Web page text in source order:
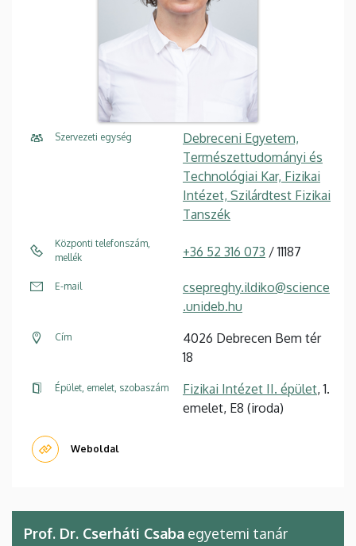
Szervezeti egység
Debreceni Egyetem,
Természettudományi és
Technológiai Kar, Fizikai
Intézet, Szilárdtest Fizikai
Tanszék
Központi telefonszám,
mellék
+36 52 316 073 / 11187
E-mail
csepreghy.ildiko@science
.unideb.hu
Cím
4026 Debrecen Bem tér
18
Épület, emelet, szobaszám Fizikai Intézet II. épület, 1.
emelet, E8 (iroda)
Weboldal
Prof. Dr. Cserháti Csaba egyetemi tanár